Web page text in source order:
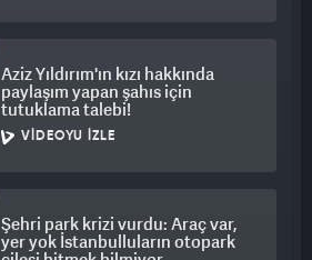
Aziz Yıldırım'ın kızı hakkında
paylaşım yapan şahıs için
tutuklama talebi!
VIDEOYU İZLE
Şehri park krizi vurdu: Araç var,
yer yok İstanbulluların otopark